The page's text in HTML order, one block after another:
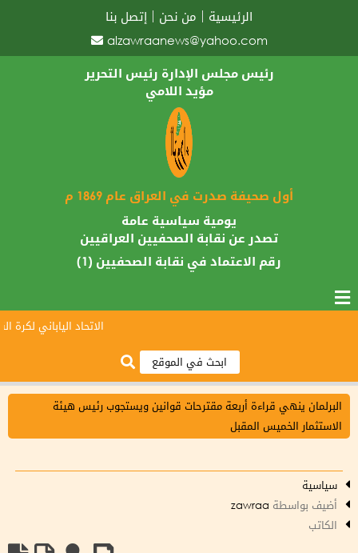
الرئيسية من نحن
إتصل بنا
alzawraanews@yahoo.com
رئيس مجلس الإدارة رئيس التحرير
مؤيد اللامي
أول صحيفة صدرت في العراق عام 1869 م
يومية سياسية عامة
تصدر عن نقابة الصحفيين العراقيين
رقم الاعتماد في نقابة الصحفيين (1)
الاتحاد الياباني لكرة
البرلمان ينهي قراءة أربعة مقترحات قوانين ويستجوب رئيس هيئة
الاستثمار الخميس المقبل
سياسية
أضيف بواسطة
الكاتب